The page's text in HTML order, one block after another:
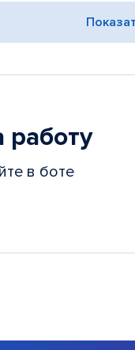
работу
в боте